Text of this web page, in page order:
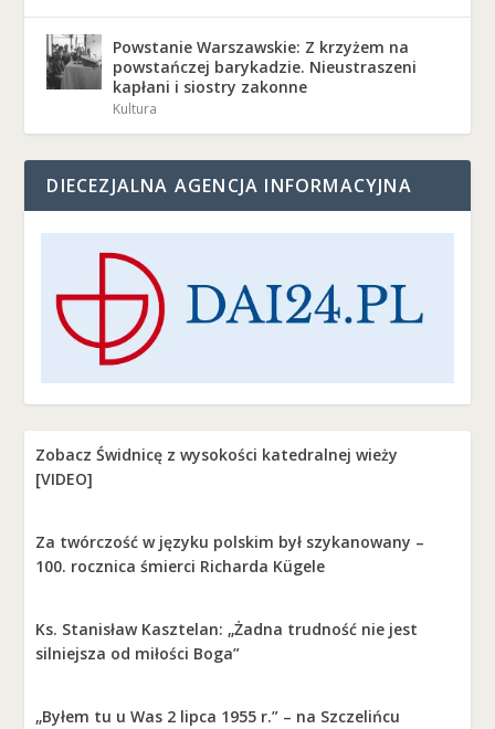
Powstanie Warszawskie: Z krzyżem na
powstańczej barykadzie. Nieustraszeni
kapłani i siostry zakonne
Kultura
DIECEZJALNA AGENCJA INFORMACYJNA
Zobacz Świdnicę z wysokości katedralnej wieży
[VIDEO]
Za twórczość w języku polskim był szykanowany –
100. rocznica śmierci Richarda Kügele
Ks. Stanisław Kasztelan: „Żadna trudność nie jest
silniejsza od miłości Boga”
„Byłem tu u Was 2 lipca 1955 r.” – na Szczelińcu